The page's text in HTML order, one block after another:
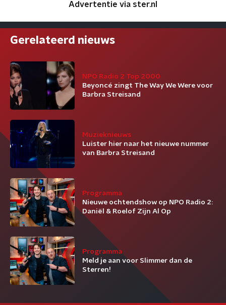
Advertentie via ster.nl
Gerelateerd nieuws
NPO Radio 2 Top 2000
Beyoncé zingt The Way We Were voor
Barbra Streisand
Muzieknieuws
Luister hier naar het nieuwe nummer
van Barbra Streisand
Programma
Nieuwe ochtendshow op NPO Radio 2:
Daniël & Roelof Zijn Al Op
Programma
Meld je aan voor Slimmer dan de
Sterren!